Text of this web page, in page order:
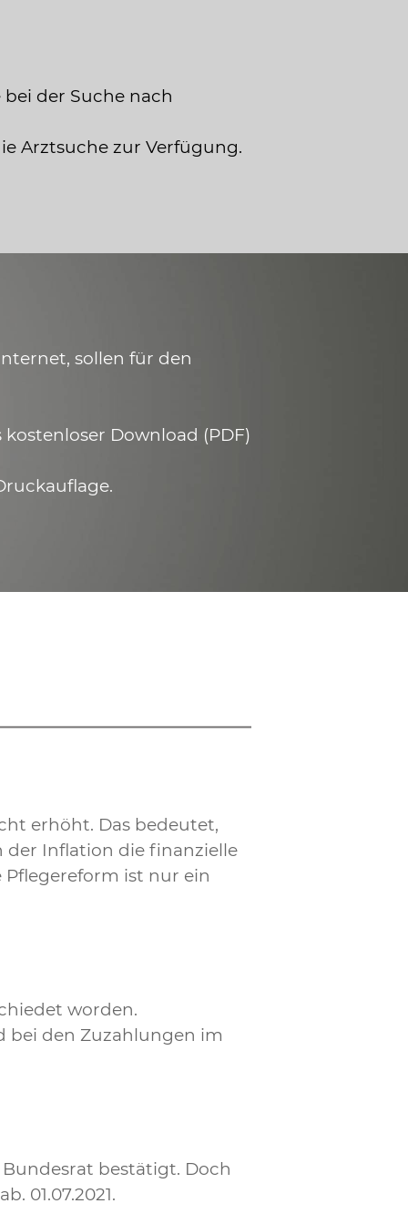
der Suche nach
Arztsuche zur Verfügung.
sollen für den
Download (PDF)
erhöht. Das bedeutet,
der Inflation die finanzielle
ist nur ein
worden.
bei den Zuzahlungen im
bestätigt. Doch
01.07.2021.